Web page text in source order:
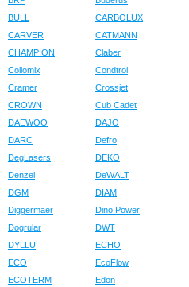
BULL
CARBOLUX
CARVER
CATMANN
CHAMPION
Claber
Collomix
Condtrol
Cramer
Crossjet
CROWN
Cub Cadet
DAEWOO
DAJO
DARC
Defro
DegLasers
DEKO
Denzel
DeWALT
DGM
DIAM
Diggermaer
Dino Power
Dogrular
DWT
DYLLU
ECHO
ECO
EcoFlow
ECOTERM
Edon